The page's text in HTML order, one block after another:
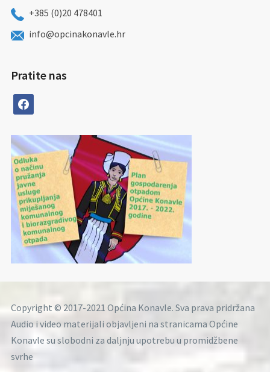
+385 (0)20 478401
info@opcinakonavle.hr
Pratite nas
facebook
Copyright © 2017-2021 Općina Konavle. Sva prava pridržana
Audio i video materijali objavljeni na stranicama Općine
Konavle su slobodni za daljnju upotrebu u promidžbene
svrhe